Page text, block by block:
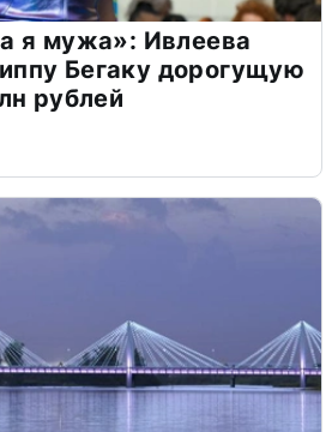
я мужа»: Ивлеева
Бегаку дорогущую
рублей